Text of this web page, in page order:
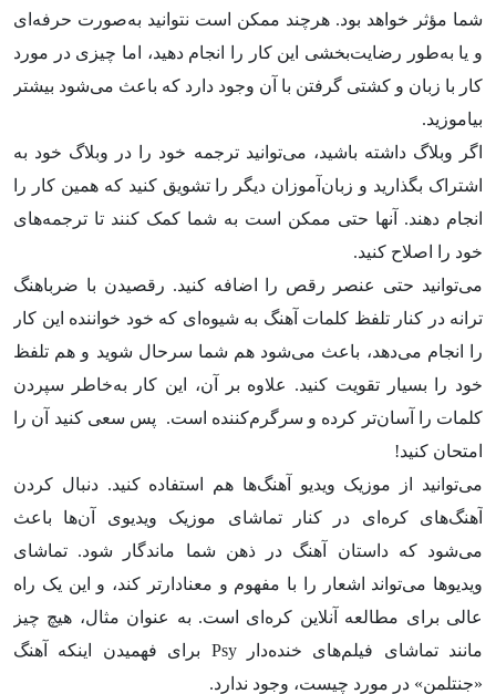
شما مؤثر خواهد بود. هرچند ممکن است نتوانید به‌صورت حرفه‌ای
و یا به‌طور رضایت‌بخشی این کار را انجام دهید، اما چیزی در مورد
کار با زبان و کشتی گرفتن با آن وجود دارد که باعث می‌شود بیشتر
بیاموزید.
اگر وبلاگ داشته باشید، می‌توانید ترجمه خود را در وبلاگ خود به
اشتراک بگذارید و زبان‌آموزان دیگر را تشویق کنید که همین کار را
انجام دهند. آنها حتی ممکن است به شما کمک کنند تا ترجمه‌های
خود را اصلاح کنید.
می‌توانید حتی عنصر رقص را اضافه کنید. رقصیدن با ضرباهنگ
ترانه در کنار تلفظ کلمات آهنگ به شیوه‌ای که خود خواننده این کار
را انجام می‌دهد، باعث می‌شود هم شما سرحال شوید و هم تلفظ
خود را بسیار تقویت کنید. علاوه بر آن، این کار به‌خاطر سپردن
کلمات را آسان‌تر کرده و سرگرم‌کننده است. پس سعی کنید آن را
امتحان کنید!
می‌توانید از موزیک ویدیو آهنگ‌ها هم استفاده کنید. دنبال کردن
آهنگ‌های کره‌ای در کنار تماشای موزیک ویدیوی آن‌ها باعث
می‌شود که داستان آهنگ در ذهن شما ماندگار شود. تماشای
ویدیوها می‌تواند اشعار را با مفهوم و معنادارتر کند، و این یک راه
عالی برای مطالعه آنلاین کره‌ای است. به عنوان مثال، هیچ چیز
مانند تماشای فیلم‌های خنده‌دار Psy برای فهمیدن اینکه آهنگ
«جنتلمن» در مورد چیست، وجود ندارد.